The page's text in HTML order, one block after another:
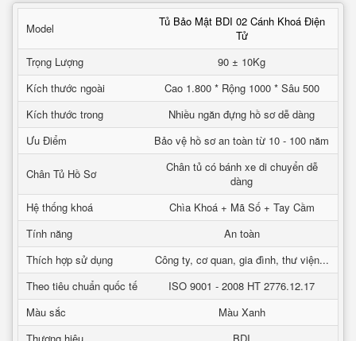
Model
Tủ Bảo Mật BDI 02 Cánh Khoá Điện
Tử
Trọng Lượng
90 ± 10Kg
Kích thước ngoài
Cao 1.800 * Rộng 1000 * Sâu 500
Kích thước trong
Nhiều ngăn đựng hồ sơ dễ dàng
Ưu Điểm
Bảo vệ hồ sơ an toàn từ 10 - 100 năm
Chân Tủ Hồ Sơ
Chân tủ có bánh xe di chuyển dễ
dàng
Hệ thống khoá
Chìa Khoá + Mã Số + Tay Cầm
Tính năng
An toàn
Thích hợp sử dụng
Công ty, cơ quan, gia đình, thư viện...
Theo tiêu chuẩn quốc tế
ISO 9001 - 2008 HT 2776.12.17
Màu sắc
Màu Xanh